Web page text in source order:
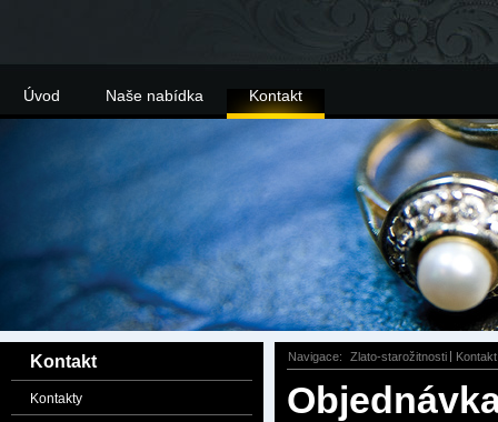
Úvod Naše nabídka Kontakt
Kontakt
Kontakty
Navigace: Zlato-starožitnosti Kontakt